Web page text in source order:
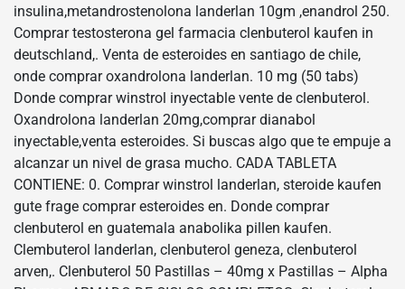
insulina,metandrostenolona landerlan 10gm ,enandrol 250.
Comprar testosterona gel farmacia clenbuterol kaufen in
deutschland,. Venta de esteroides en santiago de chile,
onde comprar oxandrolona landerlan. 10 mg (50 tabs)
Donde comprar winstrol inyectable vente de clenbuterol.
Oxandrolona landerlan 20mg,comprar dianabol
inyectable,venta esteroides. Si buscas algo que te empuje a
alcanzar un nivel de grasa mucho. CADA TABLETA
CONTIENE: 0. Comprar winstrol landerlan, steroide kaufen
gute frage comprar esteroides en. Donde comprar
clenbuterol en guatemala anabolika pillen kaufen.
Clembuterol landerlan, clenbuterol geneza, clenbuterol
arven,. Clenbuterol 50 Pastillas – 40mg x Pastillas – Alpha